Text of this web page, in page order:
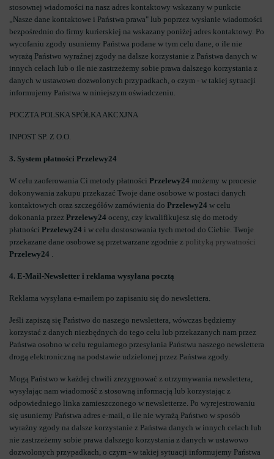
stosownej wiadomości na nasz adres kontaktowy wskazany w punkcie
„Nasze dane kontaktowe i Państwa prawa" lub poprzez wysłanie wiadomości
bezpośrednio do firmy kurierskiej na wskazany poniżej adres kontaktowy. Po
wycofaniu zgody usuniemy Państwa podane w tym celu dane, o ile nie
wyrażą Państwo wyraźnej zgody na dalsze korzystanie z Państwa danych w
innych celach lub o ile nie zastrzeżemy sobie prawa dalszego korzystania z
danych w ustawowo dozwolonych przypadkach, o czym - w takiej sytuacji
informujemy Państwa w niniejszym oświadczeniu.
POCZTA POLSKA SPÓŁKA AKCXJNA
INPOST SP. Z O.O.
3. System płatności Przelewy24
W celu zaoferowania Ci metody płatności Przelewy24 możemy w procesie
dokonywania zakupu przekazać Twoje dane osobowe w postaci danych
kontaktowych oraz szczegółów zamówienia do Przelewy24 w celu
dokonania przez Przelewy24 oceny, czy kwalifikujesz się do metody
płatności Przelewy24 i w celu dostosowania tych metod do Ciebie. Twoje
przekazane dane osobowe są przetwarzane zgodnie z polityką prywatności
Przelewy24 .
4. E-Mail-Newsletter i reklama wysyłana pocztą
Reklama wysyłana e-mailem po zapisaniu się do newslettera.
Jeśli zapiszą się Państwo do naszego newslettera, wówczas będziemy
korzystać z danych niezbędnych do tego celu lub przekazanych nam przez
Państwa osobno w celu regularnego przesyłania Państwu naszego newslettera
drogą elektroniczną na podstawie udzielonej przez Państwa zgody.
Mogą Państwo w każdej chwili zrezygnować z otrzymywania newslettera,
wysyłając nam wiadomość z stosowną informacją lub korzystając z
odpowiedniego linka zamieszczonego w newsletterze. Po wyrejestrowaniu
się usuniemy Państwa adres e-mail, o ile nie wyrażą Państwo w sposób
wyraźny zgody na dalsze korzystanie z Państwa danych w innych celach lub
nie zastrzeżemy sobie prawa dalszego korzystania z danych w ustawowo
dozwolonych przypadkach, o czym - w takiej sytuacji informujemy Państwa